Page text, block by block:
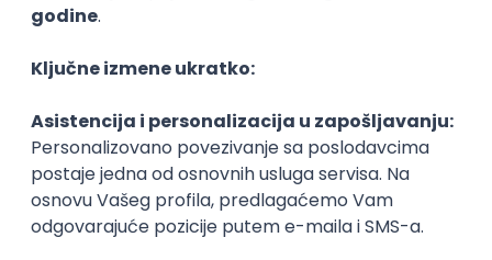
WordPress Developer
Rad od kuće
PHP JavaScript CSS HTML REST
WordPress
Agile
Figma SEO Intermediate
Backend Developer (Node) Part-time
Zoftify — Travel Software Development